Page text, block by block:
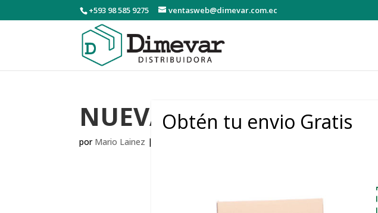
+593 98 585 9275 ventasweb@dimevar.com.ec
NUEVA FRAGANCIA
por Mario Lainez |
Obtén tu envio Gratis